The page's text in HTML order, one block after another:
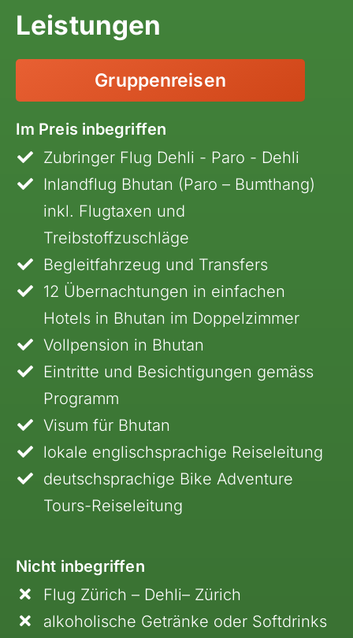
Leistungen
Gruppenreisen
Im Preis inbegriffen
Zubringer Flug Dehli - Paro - Dehli
Inlandflug Bhutan (Paro – Bumthang)
inkl. Flugtaxen und
Treibstoffzuschläge
Begleitfahrzeug und Transfers
12 Übernachtungen in einfachen
Hotels in Bhutan im Doppelzimmer
Vollpension in Bhutan
Eintritte und Besichtigungen gemäss
Programm
Visum für Bhutan
lokale englischsprachige Reiseleitung
deutschsprachige Bike Adventure
Tours-Reiseleitung
Nicht inbegriffen
Flug Zürich – Dehli– Zürich
alkoholische Getränke oder Softdrinks
Namibia
Ruanda
Südafrika
Uganda